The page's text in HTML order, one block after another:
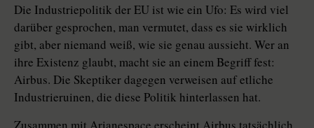
Die Industriepolitik der EU ist wie ein Ufo: Es wird viel
darüber gesprochen, man vermutet, dass es sie wirklich
gibt, aber niemand weiß, wie sie genau aussieht. Wer an
ihre Existenz glaubt, macht sie an einem Begriff fest:
Airbus. Die Skeptiker dagegen verweisen auf etliche
Industrieruinen, die diese Politik hinterlassen hat.
Zusammen mit Arianespace erscheint Airbus tatsächlich